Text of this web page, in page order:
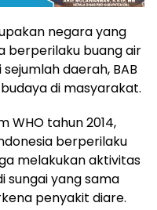
negara yang
berperilaku buang air
daerah, BAB
di masyarakat.
WHO tahun 2014,
berperilaku
melakukan aktivitas
sungai yang sama
penyakit diare.